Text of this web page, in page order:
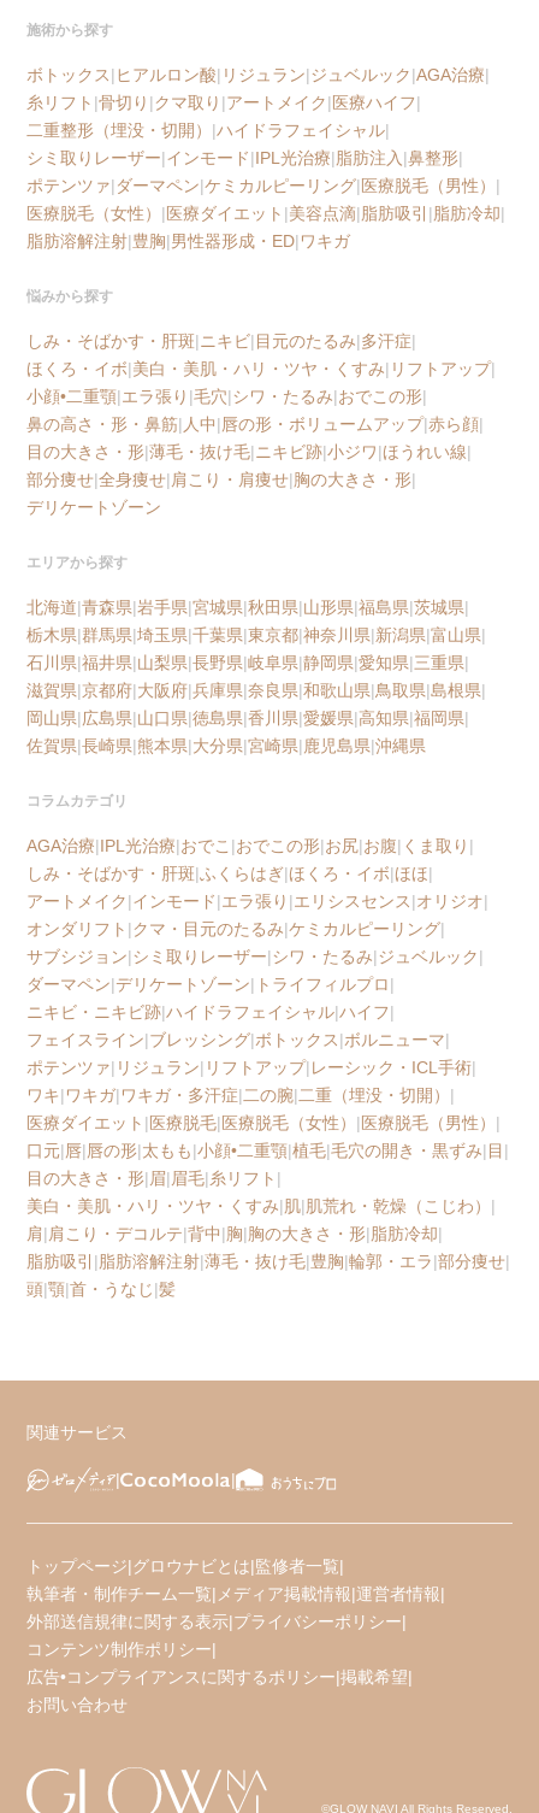
施術から探す
ボトックス|ヒアルロン酸| リジュラン|ジュベルック|AGA治療|
糸リフト |骨切り |クマ取り |アートメイク|医療ハイフ|
二重整形（埋没・切開） |ハイドラフェイシャル|
シミ取りレーザー|インモード|IPL光治療|脂肪注入 |鼻整形|
ポテンツァ|ダーマペン|ケミカルピーリング|医療脱毛（男性） |
医療脱毛（女性） |医療ダイエット |美容点滴|脂肪吸引 |脂肪冷却|
脂肪溶解注射|豊胸|男性器形成・ED|ワキガ
悩みから探す
しみ・そばかす・肝斑| ニキビ|目元のたるみ|多汗症|
ほくろ・イボ|美白・美肌・ハリ・ツヤ・くすみ| リフトアップ|
小顔•二重顎|エラ張り |毛穴|シワ・たるみ|おでこの形|
鼻の高さ・形・鼻筋| 人中|唇の形・ボリュームアップ|赤ら顔|
目の大きさ・形|薄毛・抜け毛| ニキビ跡|小ジワ|ほうれい線|
部分痩せ|全身痩せ|肩こり・肩痩せ|胸の大きさ・形|
デリケートゾーン
エリアから探す
北海道|青森県|岩手県|宮城県|秋田県|山形県|福島県|茨城県|
栃木県|群馬県|埼玉県|千葉県|東京都|神奈川県|新潟県|富山県|
石川県|福井県|山梨県|長野県|岐阜県|静岡県|愛知県|三重県|
滋賀県|京都府|大阪府|兵庫県|奈良県|和歌山県|鳥取県|島根県|
岡山県|広島県|山口県|徳島県|香川県|愛媛県|高知県|福岡県|
佐賀県|長崎県|熊本県|大分県|宮崎県|鹿児島県|沖縄県
コラムカテゴリ
AGA治療|IPL光治療|おでこ |おでこの形|お尻|お腹| くま取り |
しみ・そばかす・肝斑|ふくらはぎ|ほくろ・イボ|ほほ|
アートメイク|インモード|エラ張り |エリシスセンス|オリジオ|
オンダリフト |クマ・目元のたるみ|ケミカルピーリング|
サブシジョン|シミ取りレーザー|シワ・たるみ|ジュベルック|
ダーマペン|デリケートゾーン| トライフィルプロ|
ニキビ・ニキビ跡|ハイドラフェイシャル|ハイフ|
フェイスライン|ブレッシング|ボトックス|ボルニューマ|
ポテンツァ| リジュラン| リフトアップ|レーシック・ICL手術|
ワキ|ワキガ|ワキガ・多汗症|二の腕|二重（埋没・切開） |
医療ダイエット |医療脱毛|医療脱毛（女性） |医療脱毛（男性） |
口元|唇|唇の形|太もも|小顔•二重顎|植毛|毛穴の開き・黒ずみ|目 |
目の大きさ・形|眉|眉毛|糸リフト |
美白・美肌・ハリ・ツヤ・くすみ|肌|肌荒れ・乾燥（こじわ） |
肩|肩こり・デコルテ|背中|胸|胸の大きさ・形|脂肪冷却|
脂肪吸引 |脂肪溶解注射|薄毛・抜け毛|豊胸|輪郭・エラ|部分痩せ|
頭|顎|首・うなじ|髪
関連サービス
トップページ|グロウナビとは|監修者一覧|
執筆者・制作チーム一覧| メディア掲載情報|運営者情報|
外部送信規律に関する表示|プライバシーポリシー|
コンテンツ制作ポリシー|
広告•コンプライアンスに関するポリシー|掲載希望|
お問い合わせ
©GLOW NAVI All Rights Reserved.